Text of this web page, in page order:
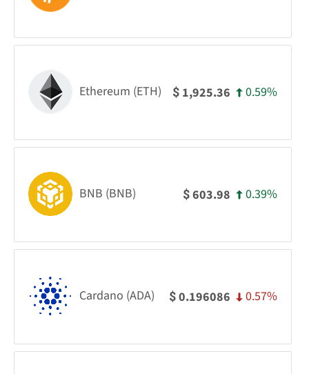
Ethereum (ETH) $ 1,925.36 0.59%
BNB (BNB) $603.98 0.39%
Cardano (ADA) $0.196086 0.57%